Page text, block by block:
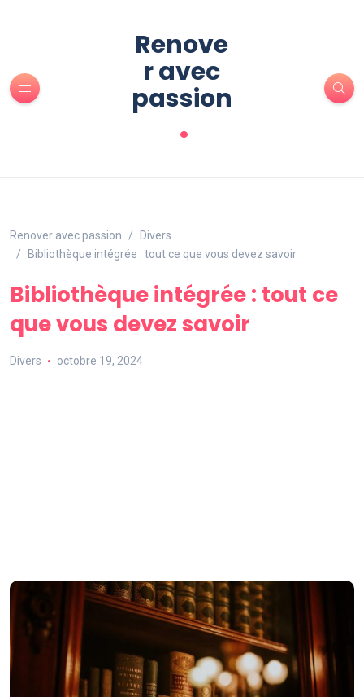
Renove
r avec
passion
.
Renover avec passion
Divers
Bibliothèque intégrée : tout ce que vous devez savoir
Bibliothèque intégrée : tout ce
que vous devez savoir
Divers octobre 19, 2024